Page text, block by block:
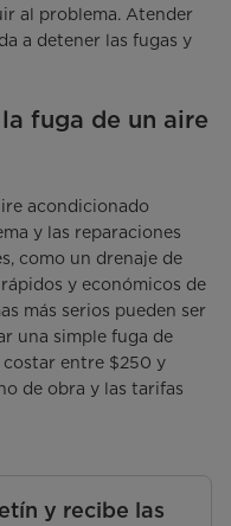
al problema. Atender
a detener las fugas y
fuga de un aire
acondicionado
y las reparaciones
como un drenaje de
y económicos de
más serios pueden ser
una simple fuga de
costar entre $250 y
de obra y las tarifas
y recibe las